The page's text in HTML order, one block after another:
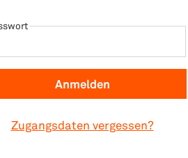
Zugangsdaten vergessen?